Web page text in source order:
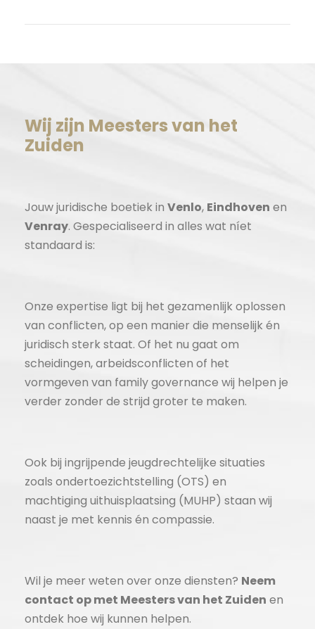
Wij zijn Meesters van het
Zuiden
Jouw juridische boetiek in Venlo, Eindhoven en
Venray. Gespecialiseerd in alles wat níet
standaard is:
Onze expertise ligt bij het gezamenlijk oplossen
van conflicten, op een manier die menselijk én
juridisch sterk staat. Of het nu gaat om
scheidingen, arbeidsconflicten of het
vormgeven van family governance wij helpen je
verder zonder de strijd groter te maken.
Ook bij ingrijpende jeugdrechtelijke situaties
zoals ondertoezichtstelling (OTS) en
machtiging uithuisplaatsing (MUHP) staan wij
naast je met kennis én compassie.
Wil je meer weten over onze diensten? Neem
contact op met Meesters van het Zuiden en
ontdek hoe wij kunnen helpen.